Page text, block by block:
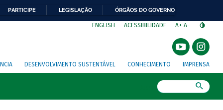
PARTICIPE LEGISLAÇÃO ÓRGÃOS DO GOVERNO
ENGLISH ACESSIBILIDADE A+ A-
DESENVOLVIMENTO SUSTENTÁVEL CONHECIMENTO IMPRENSA